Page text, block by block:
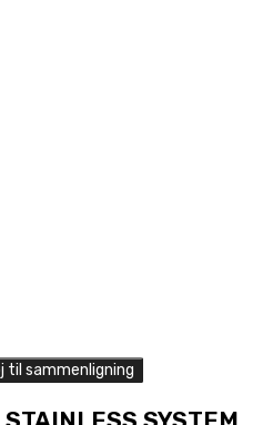
til sammenligning
SYSTEM